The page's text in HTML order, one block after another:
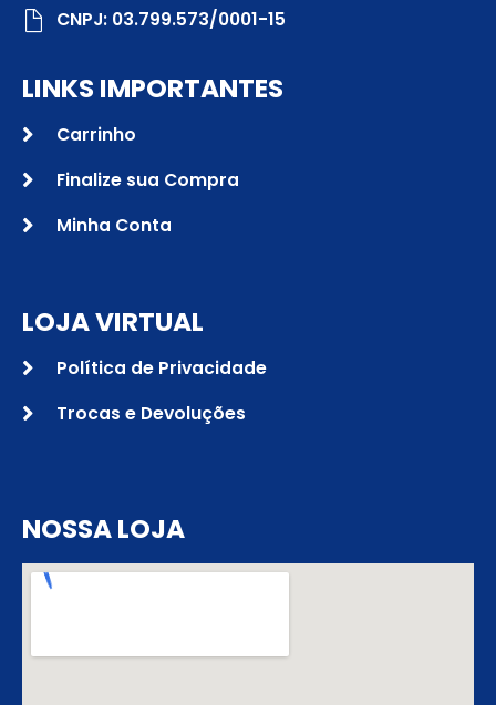
CNPJ: 03.799.573/0001-15
LINKS IMPORTANTES
Carrinho
Finalize sua Compra
Minha Conta
LOJA VIRTUAL
Política de Privacidade
Trocas e Devoluções
NOSSA LOJA